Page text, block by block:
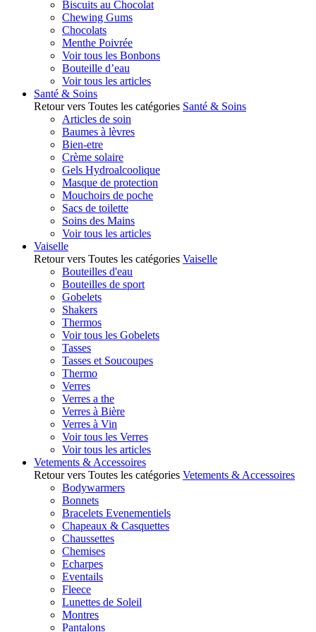
Biscuits au Chocolat
Chewing Gums
Chocolats
Menthe Poivrée
Voir tous les Bonbons
Bouteille d’eau
Voir tous les articles
Santé & Soins
Retour vers Toutes les catégories Santé & Soins
Articles de soin
Baumes à lèvres
Bien-etre
Crème solaire
Gels Hydroalcoolique
Masque de protection
Mouchoirs de poche
Sacs de toilette
Soins des Mains
Voir tous les articles
Vaiselle
Retour vers Toutes les catégories Vaiselle
Bouteilles d'eau
Bouteilles de sport
Gobelets
Shakers
Thermos
Voir tous les Gobelets
Tasses
Tasses et Soucoupes
Thermo
Verres
Verres a the
Verres à Bière
Verres à Vin
Voir tous les Verres
Voir tous les articles
Vetements & Accessoires
Retour vers Toutes les catégories Vetements & Accessoires
Bodywarmers
Bonnets
Bracelets Evenementiels
Chapeaux & Casquettes
Chaussettes
Chemises
Echarpes
Eventails
Fleece
Lunettes de Soleil
Montres
Pantalons